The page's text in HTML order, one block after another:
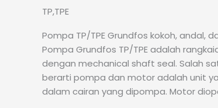
TP,TPE
Pompa TP/TPE Grundfos kokoh, andal,
Pompa Grundfos TP/TPE adalah
dengan mechanical shaft seal. Salah
berarti pompa dan motor adalah unit
dalam cairan yang dipompa. Motor